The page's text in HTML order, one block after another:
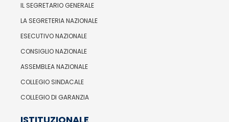
IL SEGRETARIO GENERALE
LA SEGRETERIA NAZIONALE
ESECUTIVO NAZIONALE
CONSIGLIO NAZIONALE
ASSEMBLEA NAZIONALE
COLLEGIO SINDACALE
COLLEGIO DI GARANZIA